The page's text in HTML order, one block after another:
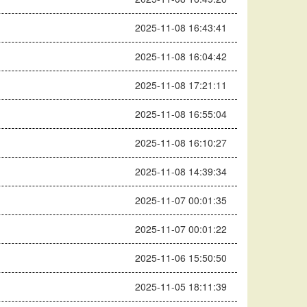
2025-11-08 16:43:41
2025-11-08 16:04:42
2025-11-08 17:21:11
2025-11-08 16:55:04
2025-11-08 16:10:27
2025-11-08 14:39:34
2025-11-07 00:01:35
2025-11-07 00:01:22
2025-11-06 15:50:50
2025-11-05 18:11:39